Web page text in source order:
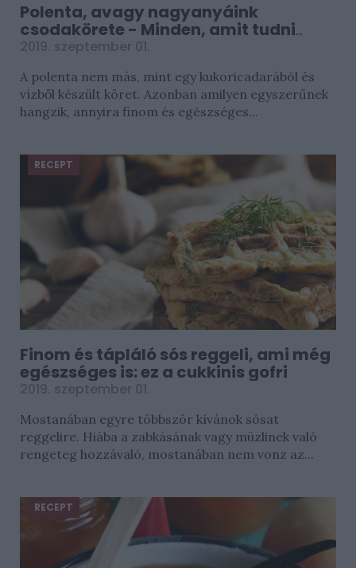
Polenta, avagy nagyanyáink
csodakörete - Minden, amit tudni
érdemes róla
2019. szeptember 01.
A polenta nem más, mint egy kukoricadarából és
vízből készült köret. Azonban amilyen egyszerűnek
hangzik, annyira finom és egészséges...
RECEPT
Finom és tápláló sós reggeli, ami még
egészséges is: ez a cukkinis gofri
2019. szeptember 01.
Mostanában egyre többször kívánok sósat
reggelire. Hiába a zabkásának vagy müzlinek való
rengeteg hozzávaló, mostanában nem vonz az...
RECEPT